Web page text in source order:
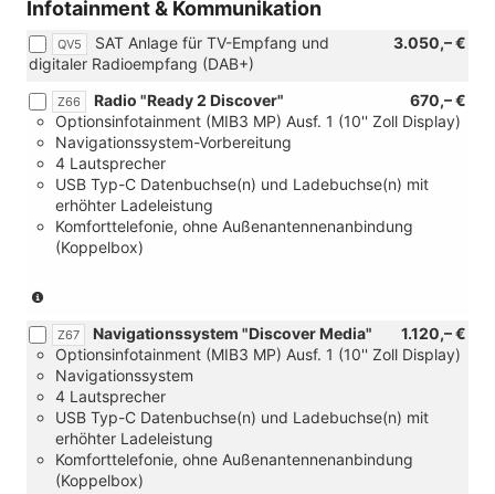
&
Zusatzheizung
[7VH]
2
Standheizungen
(SH):
1.Luft-
für
Fahrerhaus/Laderaum,
Frontscheibenenteisung
oder
[7VL]
Standheizung
Frontscheibenenteisung
Gasheizung
Infotainment & Kommunikation
QV5 3.050,– €
SAT Anlage für TV-Empfang und
digitaler Radioempfang (DAB+)
Z66 670,– €
Radio "Ready 2 Discover"
Optionsinfotainment (MIB3 MP) Ausf. 1 (10'' Zoll Display)
Navigationssystem-Vorbereitung
4 Lautsprecher
USB Typ-C Datenbuchse(n) und Ladebuchse(n) mit
erhöhter Ladeleistung
Komforttelefonie, ohne Außenantennenanbindung
(Koppelbox)
Verbindung
mit
[R25]
Vorbereitet
für
VW
Connect
und
Z67 1.120,– €
Navigationssystem "Discover Media"
Optionsinfotainment (MIB3 MP) Ausf. 1 (10'' Zoll Display)
Navigationssystem
4 Lautsprecher
USB Typ-C Datenbuchse(n) und Ladebuchse(n) mit
erhöhter Ladeleistung
Komforttelefonie, ohne Außenantennenanbindung
(Koppelbox)